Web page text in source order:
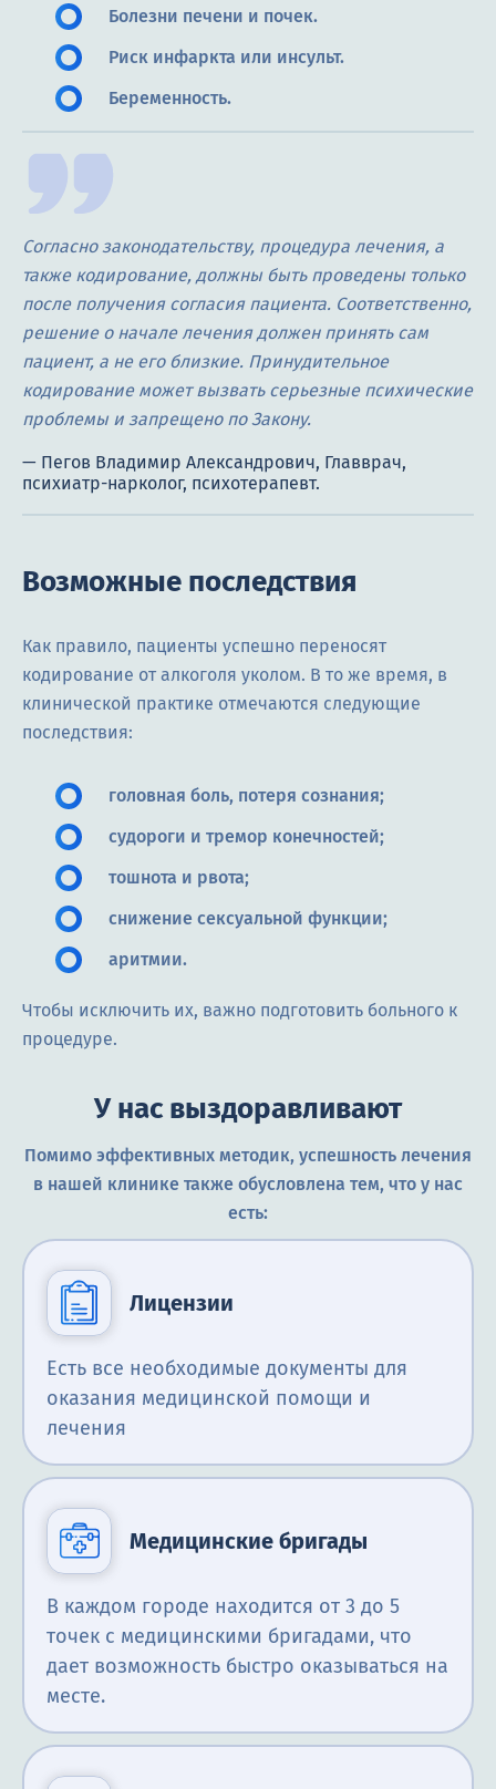
Болезни печени и почек.
Риск инфаркта или инсульт.
Беременность.
Согласно законодательству, процедура лечения, а
также кодирование, должны быть проведены только
после получения согласия пациента. Соответственно,
решение о начале лечения должен принять сам
пациент, а не его близкие. Принудительное
кодирование может вызвать серьезные психические
проблемы и запрещено по Закону.
Возможные последствия
Как правило, пациенты успешно переносят
кодирование от алкоголя уколом. В то же время, в
клинической практике отмечаются следующие
последствия:
головная боль, потеря сознания;
судороги и тремор конечностей;
тошнота и рвота;
снижение сексуальной функции;
аритмии.
Чтобы исключить их, важно подготовить больного к
процедуре.
У нас выздоравливают
Помимо эффективных методик, успешность лечения
в нашей клинике также обусловлена тем, что у нас
есть:
Лицензии
Есть все необходимые документы для
оказания медицинской помощи и
лечения
Медицинские бригады
В каждом городе находится от 3 до 5
точек с медицинскими бригадами, что
дает возможность быстро оказываться на
месте.